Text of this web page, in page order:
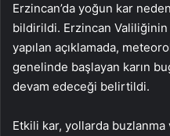
Erzincan’da yoğun kar
bildirildi. Erzincan Valiliğinin
yapılan açıklamada,
genelinde başlayan karın
devam edeceği belirtildi.
Etkili kar, yollarda buzlanma